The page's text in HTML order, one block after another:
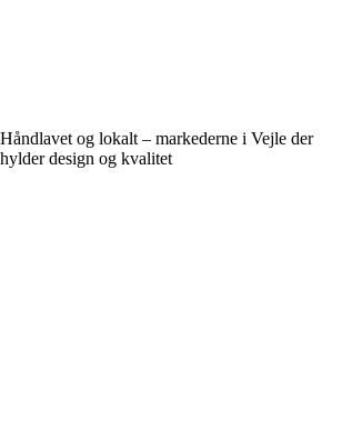
Håndlavet og lokalt – markederne i Vejle der
hylder design og kvalitet